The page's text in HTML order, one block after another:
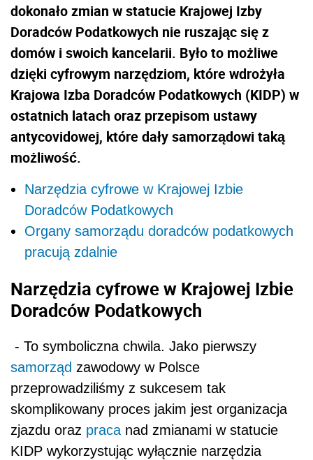
dokonało zmian w statucie Krajowej Izby
Doradców Podatkowych nie ruszając się z
domów i swoich kancelarii. Było to możliwe
dzięki cyfrowym narzędziom, które wdrożyła
Krajowa Izba Doradców Podatkowych (KIDP) w
ostatnich latach oraz przepisom ustawy
antycovidowej, które dały samorządowi taką
możliwość.
Narzędzia cyfrowe w Krajowej Izbie
Doradców Podatkowych
Organy samorządu doradców podatkowych
pracują zdalnie
Narzędzia cyfrowe w Krajowej Izbie
Doradców Podatkowych
- To symboliczna chwila. Jako pierwszy
samorząd zawodowy w Polsce
przeprowadziliśmy z sukcesem tak
skomplikowany proces jakim jest organizacja
zjazdu oraz praca nad zmianami w statucie
KIDP wykorzystując wyłącznie narzędzia